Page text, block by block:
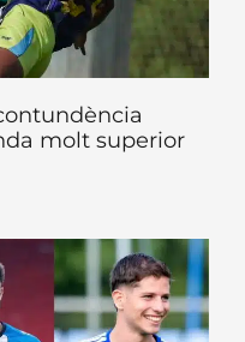
molt superior